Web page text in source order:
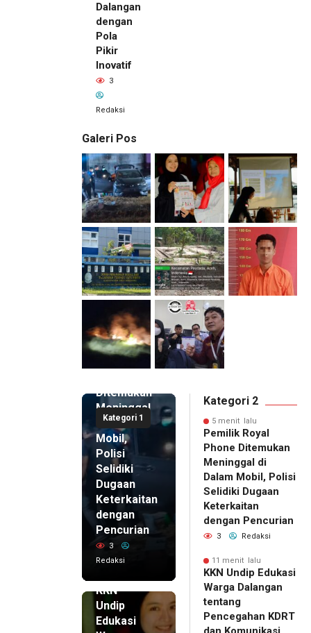
Dalangan
dengan
Pola
Pikir
Inovatif
3
Redaksi
Galeri Pos
Kategori 1
5 menit
lalu
Pemilik
Ditemukan
Meninggal
di Dalam
Mobil,
Polisi
Selidiki
Dugaan
Keterkaitan
dengan
Pencurian
3
Redaksi
KKN
Undip
Edukasi
Kategori 2
5 menit lalu
Pemilik Royal
Phone Ditemukan
Meninggal di
Dalam Mobil, Polisi
Selidiki Dugaan
Keterkaitan
dengan Pencurian
3 Redaksi
11 menit lalu
KKN Undip Edukasi
Warga Dalangan
tentang
Pencegahan KDRT